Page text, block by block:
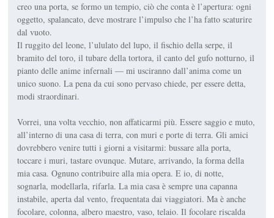
creo una porta, se formo un tempio, ciò che conta è l’apertura: ogni
oggetto, spalancato, deve mostrare l’impulso che l’ha fatto scaturire
dal vuoto.
Il ruggito del leone, l’ululato del lupo, il fischio della serpe, il
bramito del toro, il tubare della tortora, il canto del gufo notturno, il
pianto delle anime infernali — mi usciranno dall’anima come un
unico suono. La pena da cui sono pervaso chiede, per essere detta,
modi straordinari.
Vorrei, una volta vecchio, non affaticarmi più. Essere saggio e muto,
all’interno di una casa di terra, con muri e porte di terra. Gli amici
dovrebbero venire tutti i giorni a visitarmi: bussare alla porta,
toccare i muri, tastare ovunque. Mutare, arrivando, la forma della
mia casa. Ognuno contribuire alla mia opera. E io, di notte,
sognarla, modellarla, rifarla. La mia casa è sempre una capanna
instabile, aperta dal vento, frequentata dai viaggiatori. Ma è anche
focolare, colonna, albero maestro, vaso, telaio. Il focolare riscalda